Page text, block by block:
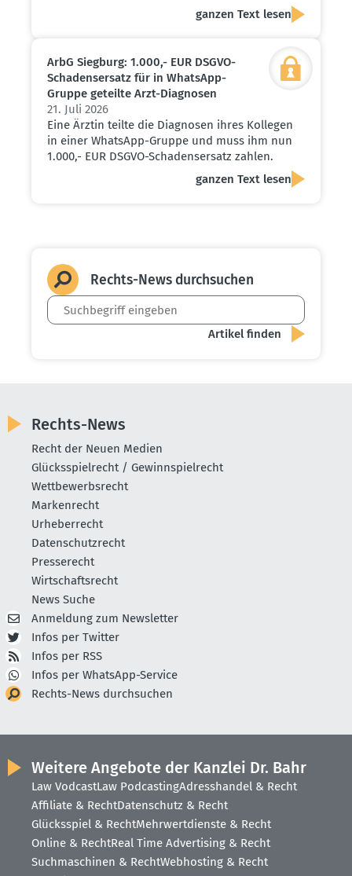
ganzen Text lesen
ArbG Siegburg: 1.000,- EUR DSGVO-
Schadens­ersatz für in WhatsApp-
Gruppe geteilte Arzt-Diagnosen
21. Juli 2026
Eine Ärztin teilte die Diagnosen ihres Kollegen
in einer WhatsApp-Gruppe und muss ihm nun
1.000,- EUR DSGVO-Schadensersatz zahlen.
ganzen Text lesen
Rechts-News durch­suchen
Rechts-News
Recht der Neuen Medien
Glücksspielrecht / Gewinnspielrecht
Wettbewerbsrecht
Markenrecht
Urheberrecht
Datenschutzrecht
Presserecht
Wirtschaftsrecht
News Suche
Anmeldung zum Newsletter
Infos per Twitter
Infos per RSS
Infos per WhatsApp-Service
Rechts-News durchsuchen
Weitere Angebote der Kanzlei Dr. Bahr
Law VodcastLaw PodcastingAdresshandel & Recht
Affiliate & RechtDatenschutz & Recht
Glücksspiel & RechtMehrwertdienste & Recht
Online & RechtReal Time Advertising & Recht
Suchmaschinen & RechtWebhosting & Recht